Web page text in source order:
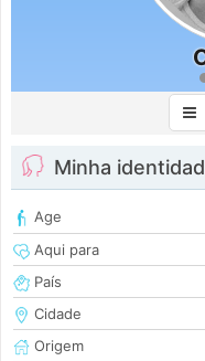
Minha
Age
Aqui para
País
Cidade
Origem